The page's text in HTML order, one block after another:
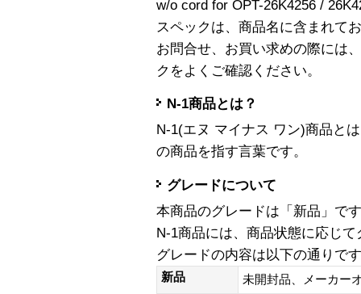
w/o cord for OPT-26K4256 /
スペックは、商品名に含まれて
お問合せ、お買い求めの際には
クをよくご確認ください。
N-1商品とは？
N-1(エヌ マイナス ワン)商品と
の商品を指す言葉です。
グレードについて
本商品のグレードは「新品」です
N-1商品には、商品状態に応じ
グレードの内容は以下の通りで
新品
未開封品、メーカー